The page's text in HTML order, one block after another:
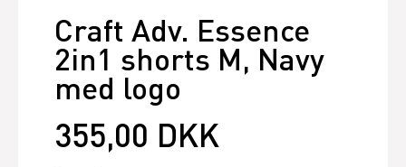
Craft Adv. Essence
2in1 shorts M, Navy
med logo
355,00 DKK